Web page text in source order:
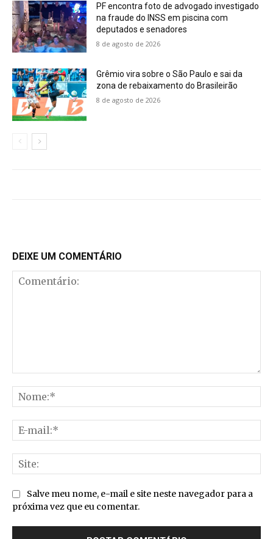
PF encontra foto de advogado investigado
na fraude do INSS em piscina com
deputados e senadores
8 de agosto de 2026
Grêmio vira sobre o São Paulo e sai da
zona de rebaixamento do Brasileirão
8 de agosto de 2026
DEIXE UM COMENTÁRIO
Salve meu nome, e-mail e site neste navegador para a
próxima vez que eu comentar.